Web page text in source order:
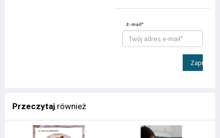
E-mail*
Zapisz
Przeczytaj również